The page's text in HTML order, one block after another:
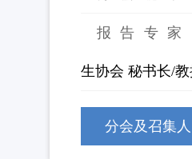
报告专家
生协会 秘书长/
分会及召集人